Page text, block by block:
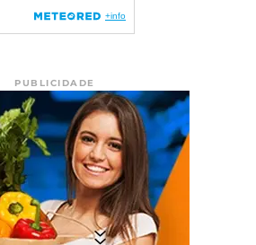
PUBLICIDADE